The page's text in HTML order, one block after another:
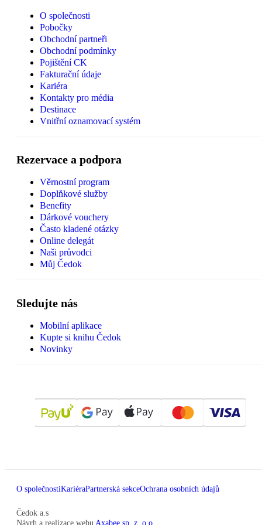
O společnosti
Pobočky
Obchodní partneři
Obchodní podmínky
Pojištění CK
Fakturační údaje
Kariéra
Kontakty pro média
Destinace
Vnitřní oznamovací systém
Rezervace a podpora
Věrnostní program
Doplňkové služby
Benefity
Dárkové vouchery
Často kladené otázky
Online delegát
Naši průvodci
Můj Čedok
Sledujte nás
Mobilní aplikace
Kupte si knihu Čedok
Novinky
O společnostiKariéraPartnerská sekceOchrana osobních údajů
Čedok a.s
Návrh a realizace webu Axabee sp. z. o.o.